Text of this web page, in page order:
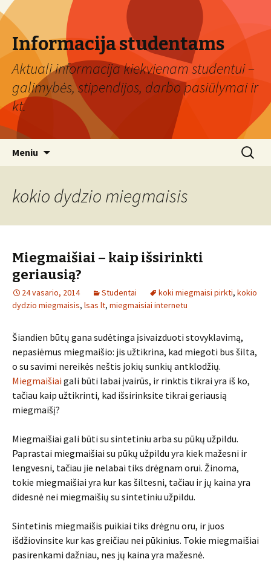
Informacija studentams
Aktuali informacija kiekvienam studentui –
galimybės, stipendijos, darbo pasiūlymai ir
kt.
Meniu Ieškoti:
kokio dydzio miegmaisis
Miegmaišiai – kaip išsirinkti
geriausią?
24 vasario, 2014 Studentai koki miegmaisi pirkti, kokio
dydzio miegmaisis, lsas lt, miegmaisiai internetu
Šiandien būtų gana sudėtinga įsivaizduoti stovyklavimą,
nepasiėmus miegmaišio: jis užtikrina, kad miegoti bus šilta,
o su savimi nereikės neštis jokių sunkių antklodžių.
Miegmaišiaigali būti labai įvairūs, ir rinktis tikrai yra iš ko,
tačiau kaip užtikrinti, kad išsirinksite tikrai geriausią
miegmaišį?
Miegmaišiai gali būti su sintetiniu arba su pūkų užpildu.
Paprastai miegmaišiai su pūkų užpildu yra kiek mažesni ir
lengvesni, tačiau jie nelabai tiks drėgnam orui. Žinoma,
tokie miegmaišiai yra kur kas šiltesni, tačiau ir jų kaina yra
didesnė nei miegmaišių su sintetiniu užpildu.
Sintetinis miegmaišis puikiai tiks drėgnu oru, ir juos
išdžiovinsite kur kas greičiau nei pūkinius. Tokie miegmaišiai
pasirenkami dažniau, nes jų kaina yra mažesnė.